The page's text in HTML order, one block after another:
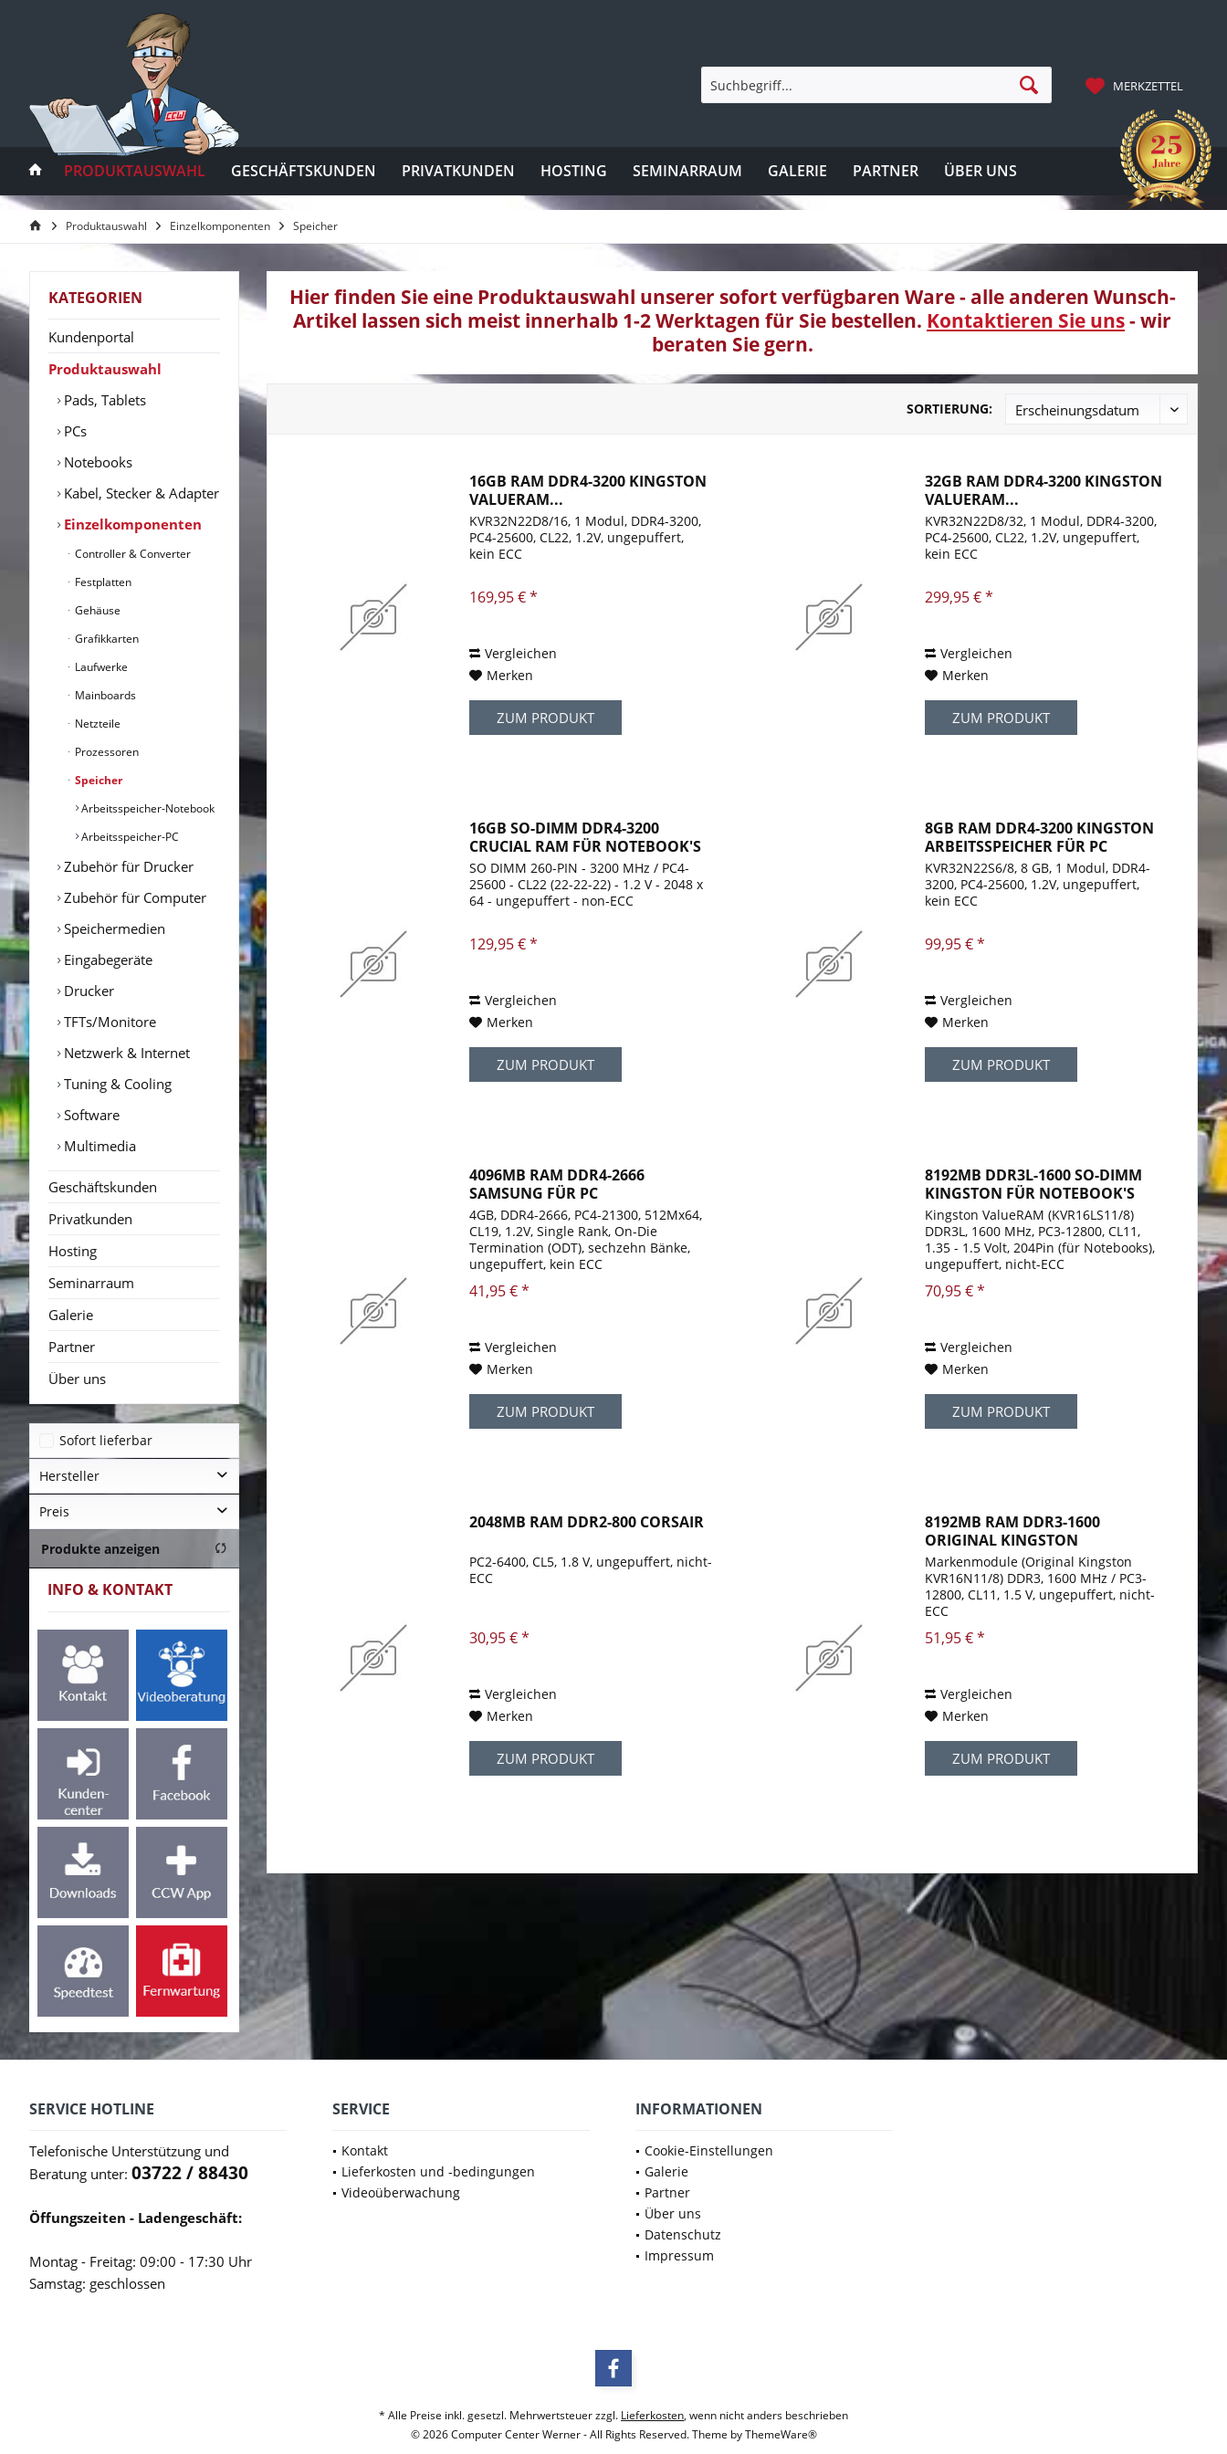
MERKZETTEL
PRODUKTAUSWAHL GESCHÄFTSKUNDEN PRIVATKUNDEN HOSTING SEMINARRAUM GALERIE PARTNER ÜBER UNS
Produktauswahl Einzelkomponenten Speicher
KATEGORIEN
Kundenportal
Produktauswahl
Pads, Tablets
PCs
Notebooks
Kabel, Stecker & Adapter
Einzelkomponenten
Controller & Converter
Festplatten
Gehäuse
Grafikkarten
Laufwerke
Mainboards
Netzteile
Prozessoren
Speicher
Arbeitsspeicher-Notebook
Arbeitsspeicher-PC
Zubehör für Drucker
Zubehör für Computer
Speichermedien
Eingabegeräte
Drucker
TFTs/Monitore
Netzwerk & Internet
Tuning & Cooling
Software
Multimedia
Geschäftskunden
Privatkunden
Hosting
Seminarraum
Galerie
Partner
Über uns
Sofort lieferbar
Hersteller
Corsair
Kingston
Samsung
Preis
von30,95 €bis299,95 €
Produkte anzeigen
INFO & KONTAKT
Hier finden Sie eine Produktauswahl unserer sofort verfügbaren Ware - alle anderen Wunsch-
Artikel lassen sich meist innerhalb 1-2 Werktagen für Sie bestellen. Kontaktieren Sie uns- wir
beraten Sie gern.
SORTIERUNG:
16GB RAM DDR4-3200 KINGSTON
VALUERAM...
KVR32N22D8/16, 1 Modul, DDR4-3200,
PC4-25600, CL22, 1.2V, ungepuffert,
kein ECC
169,95 € *
Vergleichen
Merken
ZUM PRODUKT
32GB RAM DDR4-3200 KINGSTON
VALUERAM...
KVR32N22D8/32, 1 Modul, DDR4-3200,
PC4-25600, CL22, 1.2V, ungepuffert,
kein ECC
299,95 € *
Vergleichen
Merken
ZUM PRODUKT
16GB SO-DIMM DDR4-3200
CRUCIAL RAM FÜR NOTEBOOK'S
SO DIMM 260-PIN - 3200 MHz / PC4-
25600 - CL22 (22-22-22) - 1.2 V - 2048 x
64 - ungepuffert - non-ECC
129,95 € *
Vergleichen
Merken
ZUM PRODUKT
8GB RAM DDR4-3200 KINGSTON
ARBEITSSPEICHER FÜR PC
KVR32N22S6/8, 8 GB, 1 Modul, DDR4-
3200, PC4-25600, 1.2V, ungepuffert,
kein ECC
99,95 € *
Vergleichen
Merken
ZUM PRODUKT
4096MB RAM DDR4-2666
SAMSUNG FÜR PC
4GB, DDR4-2666, PC4-21300, 512Mx64,
CL19, 1.2V, Single Rank, On-Die
Termination (ODT), sechzehn Bänke,
ungepuffert, kein ECC
41,95 € *
Vergleichen
Merken
ZUM PRODUKT
8192MB DDR3L-1600 SO-DIMM
KINGSTON FÜR NOTEBOOK'S
Kingston ValueRAM (KVR16LS11/8)
DDR3L, 1600 MHz, PC3-12800, CL11,
1.35 - 1.5 Volt, 204Pin (für Notebooks),
ungepuffert, nicht-ECC
70,95 € *
Vergleichen
Merken
ZUM PRODUKT
2048MB RAM DDR2-800 CORSAIR
PC2-6400, CL5, 1.8 V, ungepuffert, nicht-
ECC
30,95 € *
Vergleichen
Merken
ZUM PRODUKT
8192MB RAM DDR3-1600
ORIGINAL KINGSTON
VALUERAM...
Markenmodule (Original Kingston
KVR16N11/8) DDR3, 1600 MHz / PC3-
12800, CL11, 1.5 V, ungepuffert, nicht-
ECC
51,95 € *
Vergleichen
Merken
ZUM PRODUKT
SERVICE HOTLINE
Telefonische Unterstützung und
Beratung unter: 03722 / 88430
Öffungszeiten - Ladengeschäft:
Montag - Freitag: 09:00 - 17:30 Uhr
Samstag: geschlossen
SERVICE
Kontakt
Lieferkosten und -bedingungen
Videoüberwachung
INFORMATIONEN
Cookie-Einstellungen
Galerie
Partner
Über uns
Datenschutz
Impressum
* Alle Preise inkl. gesetzl. Mehrwertsteuer zzgl. Lieferkosten, wenn nicht anders beschrieben
© 2026 Computer Center Werner - All Rights Reserved. Theme byThemeWare®